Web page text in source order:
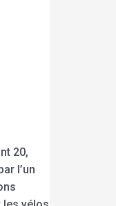
20,
l’un